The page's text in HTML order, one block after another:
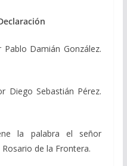
Damián González.
Sebastián Pérez.
la palabra el señor
de la Frontera.